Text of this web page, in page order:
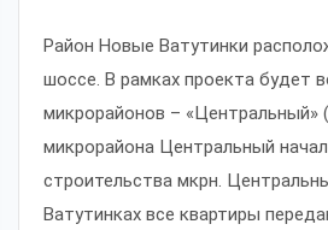
Район Новые Ватутинки
шоссе. В рамках проекта будет
микрорайонов –
микрорайона Центральный
строительства мкрн.
Ватутинках все квартиры